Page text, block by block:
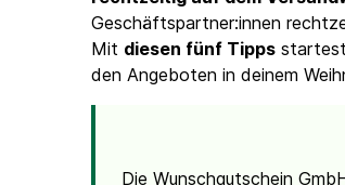
Geschäftspartner:innen
Mit diesen fünf Tipps
den Angeboten in deinem
Die Wunschgutschein